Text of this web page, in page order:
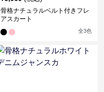
骨格ナチュラルベルト付きフレ
アスカート
全3色